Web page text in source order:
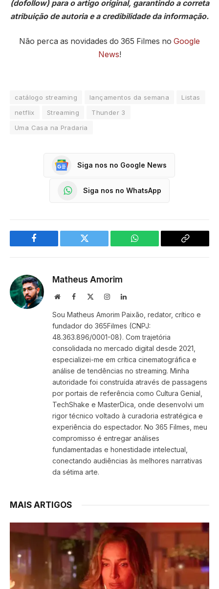
(dofollow) para o artigo original, garantindo a correta
atribuição de autoria e a credibilidade da informação.
Não perca as novidades do 365 Filmes no Google
News!
catálogo streaming lançamentos da semana
Listas
netflix
Streaming
Thunder 3
Uma Casa na Pradaria
Siga nos no Google News
Siga nos no WhatsApp
Facebook Twitter WhatsApp
Copy
Matheus Amorim
WebsiteFacebook InstagramLinkedIn
Sou Matheus Amorim Paixão, redator, crítico e
fundador do 365Filmes (CNPJ:
48.363.896/0001-08). Com trajetória
consolidada no mercado digital desde 2021,
especializei-me em crítica cinematográfica e
análise de tendências no streaming. Minha
autoridade foi construída através de passagens
por portais de referência como Cultura Genial,
TechShake e MasterDica, onde desenvolvi um
rigor técnico voltado à curadoria estratégica e
experiência do espectador. No 365 Filmes, meu
compromisso é entregar análises
fundamentadas e honestidade intelectual,
conectando audiências às melhores narrativas
da sétima arte.
MAIS ARTIGOS